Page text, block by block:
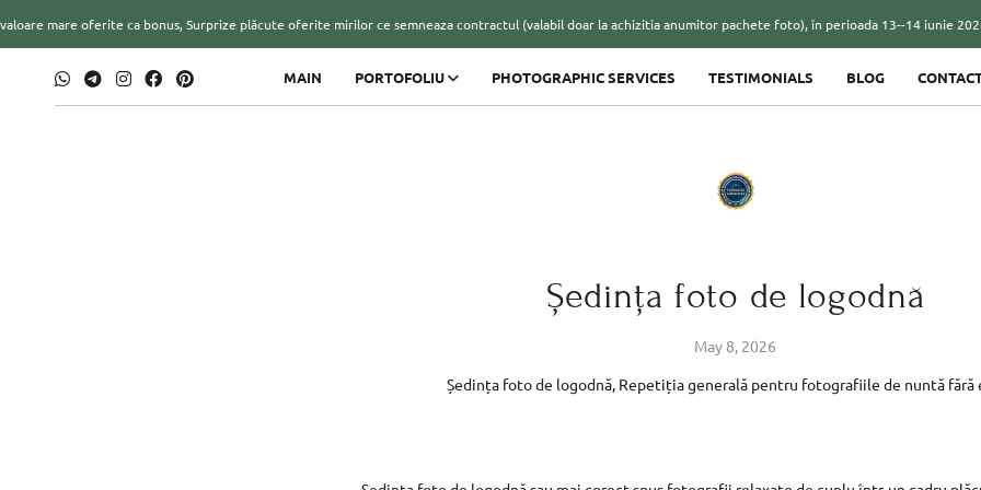
MAIN PORTOFOLIU PHOTOGRAPHIC SERVICES TESTIMONIALS BLOG
Ședința foto de logodnă
May 8, 2026
Ședința foto de logodnă, Repetiția generală pentru fotografiile de nuntă fără
oferite ca bonus, Surprize plăcute oferite mirilor ce semneaza contractul (valabil doar la achizitia anumitor pachete foto), în perioada 13--14 iunie 2026, cu